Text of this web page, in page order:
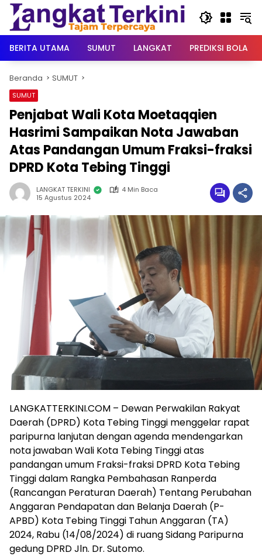
Langsung
konten
BERITA UTAMA
SUMUT LANGKAT PREDIKSI BOLA
Beranda SUMUT
SUMUT
Penjabat Wali Kota Moetaqqien
Hasrimi Sampaikan Nota Jawaban
Atas Pandangan Umum Fraksi-fraksi
DPRD Kota Tebing Tinggi
LANGKAT TERKINI
4 Min Baca
15 Agustus 2024
LANGKATTERKINI.COM – Dewan Perwakilan Rakyat
Daerah (DPRD) Kota Tebing Tinggi menggelar rapat
paripurna lanjutan dengan agenda mendengarkan
nota jawaban Wali Kota Tebing Tinggi atas
pandangan umum Fraksi-fraksi DPRD Kota Tebing
Tinggi dalam Rangka Pembahasan Ranperda
(Rancangan Peraturan Daerah) Tentang Perubahan
Anggaran Pendapatan dan Belanja Daerah (P-
APBD) Kota Tebing Tinggi Tahun Anggaran (TA)
2024, Rabu (14/08/2024) di ruang Sidang Paripurna
gedung DPRD Jln. Dr. Sutomo.